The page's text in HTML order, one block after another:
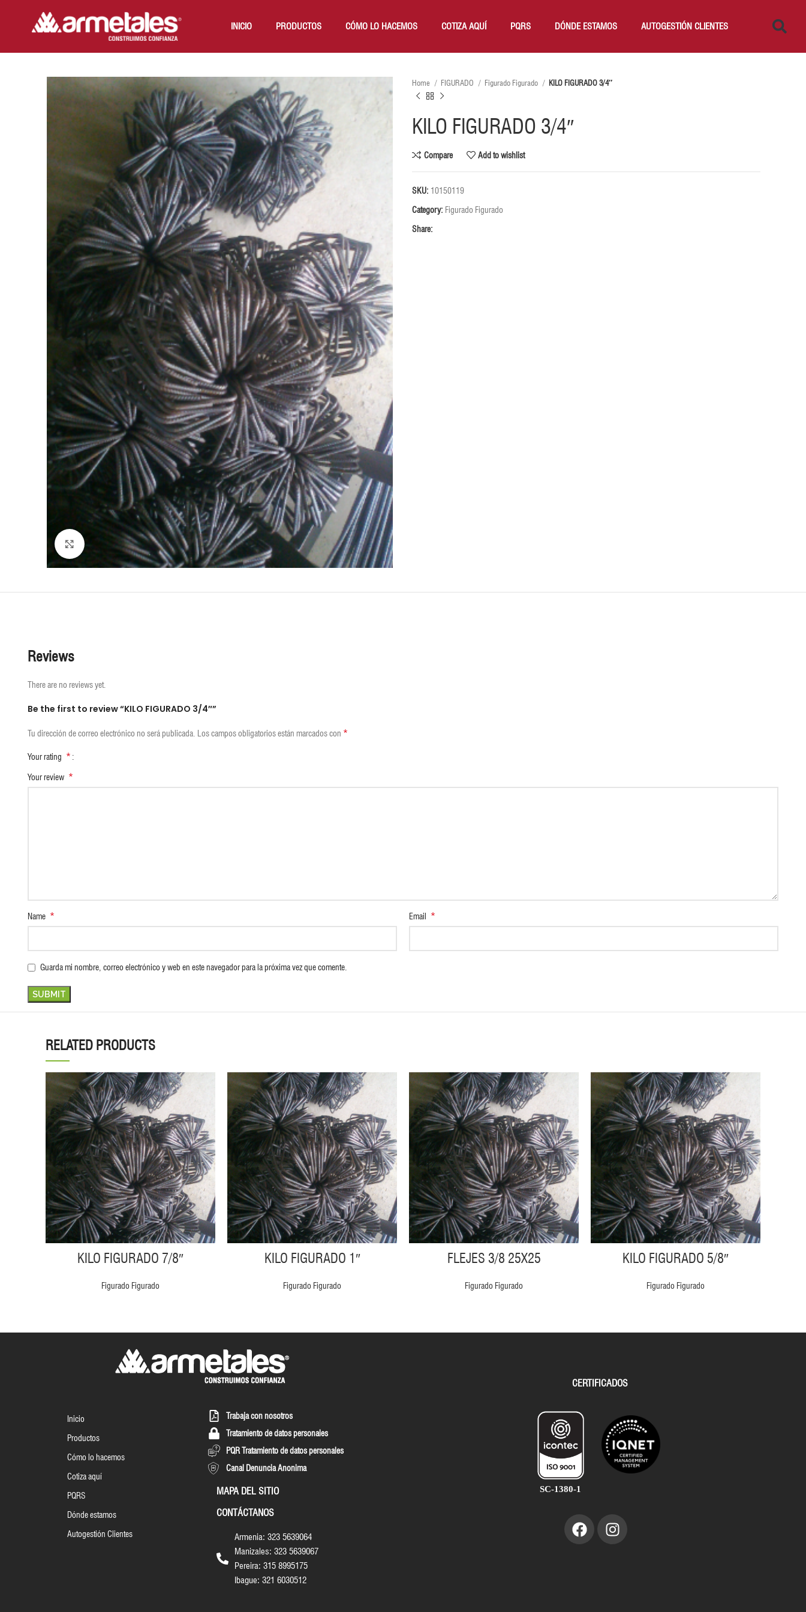
INICIO PRODUCTOS CÓMO LO HACEMOS COTIZA AQUÍ PQRS DÓNDE ESTAMOS AUTOGESTIÓN CLIENTES
Click to enlarge
Home FIGURADO Figurado Figurado KILO FIGURADO 3/4″
KILO FIGURADO 3/4″
Compare Add to wishlist
SKU: 10150119
Category: Figurado Figurado
Share:
Reviews
There are no reviews yet.
Be the first to review “KILO FIGURADO 3/4″”
Tu dirección de correo electrónico no será publicada. Los campos obligatorios están marcados con *
Your rating *
Your review *
Name * Email *
Guarda mi nombre, correo electrónico y web en este navegador para la próxima vez que comente.
RELATED PRODUCTS
KILO FIGURADO 7/8″
Figurado Figurado
KILO FIGURADO 1″
Figurado Figurado
FLEJES 3/8 25X25
Figurado Figurado
KILO FIGURADO 5/8″
Figurado Figurado
Inicio
Productos
Cómo lo hacemos
Cotiza aquí
PQRS
Dónde estamos
Autogestión Clientes
Trabaja con nosotros
Tratamiento de datos personales
PQR Tratamiento de datos personales
Canal Denuncia Anonima
MAPA DEL SITIO
CONTÁCTANOS
Armenia: 323 5639064
Manizales: 323 5639067
Pereira: 315 8995175
Ibague: 321 6030512
CERTIFICADOS
SC-1380-1